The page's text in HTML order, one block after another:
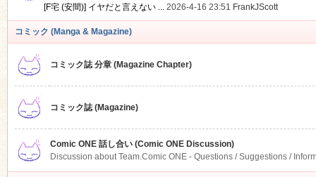
[F宅 (安間)] イヤだと言えない ... 2026-4-16 23:51 FrankJScott
コミック (Manga & Magazine)
コミック誌 分章 (Magazine Chapter)
コミック誌 (Magazine)
Comic ONE 話し合い (Comic ONE Discussion)
Discussion about Team.Comic ONE - Questions / Suggestions /